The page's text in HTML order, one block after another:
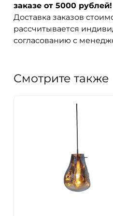
заказе от 5000 рублей!
Доставка заказов
рассчитывается
согласованию с
Смотрите также